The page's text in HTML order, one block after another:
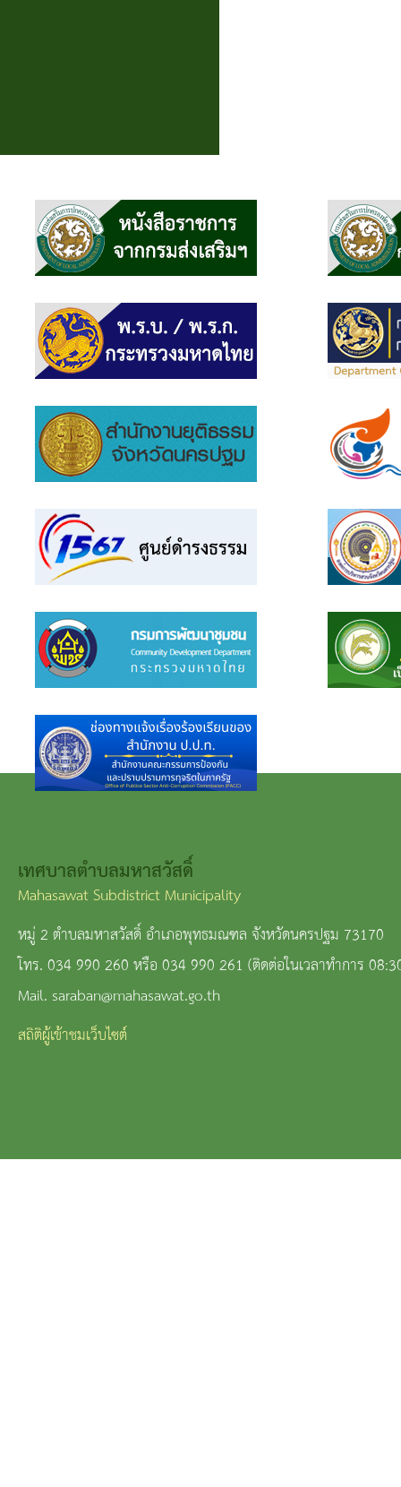
เทศบาลตำบลมหาสวัสดิ์
Mahasawat Subdistrict Municipality
หมู่ 2 ตำบลมหาสวัสดิ์ อำเภอพุทธมณฑล จังหวัดนครปฐม 73170
โทร. 034 990 260 หรือ 034 990 261 (ติดต่อในเวลาทำการ
Mail. saraban@mahasawat.go.th
สถิติผู้เข้าชมเว็บไซต์